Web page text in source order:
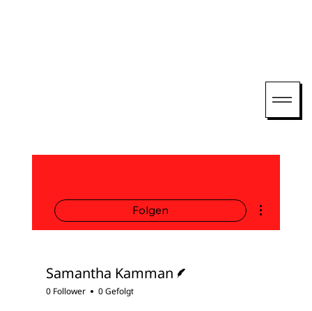
Folgen
Samantha Kamman
0 Follower 0 Gefolgt